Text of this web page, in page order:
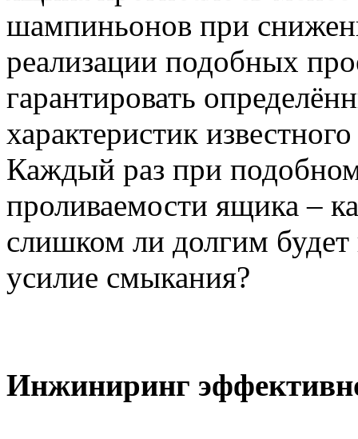
шампиньонов при
реализации подобных
гарантировать
характеристик
Каждый раз при
проливаемости ящика –
слишком ли долгим будет
усилие смыкания?
Инжиниринг